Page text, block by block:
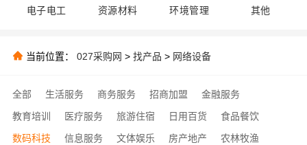
电子电工 资源材料 环境管理 其他
当前位置： 027采购网 > 找产品 > 网络设备
全部 生活服务 商务服务 招商加盟
金融服务
教育培训
医疗服务 旅游住宿 日用百货
食品餐饮
数码科技
信息服务 文体娱乐 房产地产
农林牧渔